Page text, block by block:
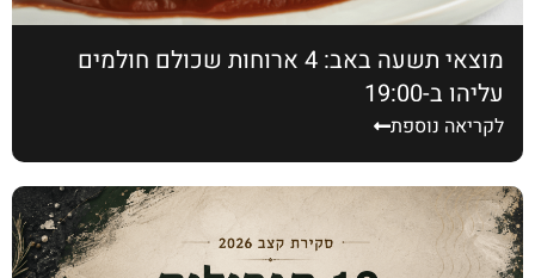
מוצאי תשעה באב: 4 ארוחות שכולם חולמים
עליהן ב-19:00
לקריאה נוספת